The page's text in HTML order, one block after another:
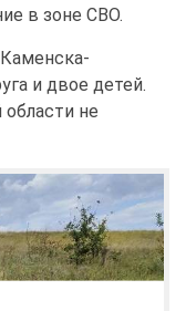
в зоне СВО.
и двое детей.
не